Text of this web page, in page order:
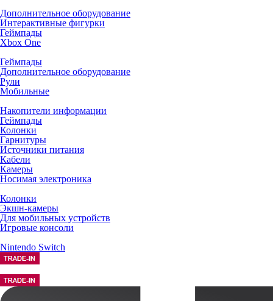
Дополнительное оборудование
Интерактивные фигурки
Геймпады
Xbox One
Геймпады
Дополнительное оборудование
Рули
Мобильные
Накопители информации
Геймпады
Колонки
Гарнитуры
Источники питания
Кабели
Камеры
Носимая электроника
Колонки
Экшн-камеры
Для мобильных устройств
Игровые консоли
Nintendo Switch